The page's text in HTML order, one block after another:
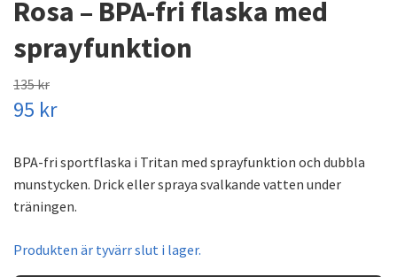
Rosa – BPA-fri flaska med
sprayfunktion
135 kr
95 kr
BPA-fri sportflaska i Tritan med sprayfunktion och dubbla
munstycken. Drick eller spraya svalkande vatten under
träningen.
Produkten är tyvärr slut i lager.